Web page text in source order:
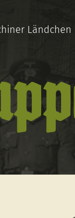
Ländchen